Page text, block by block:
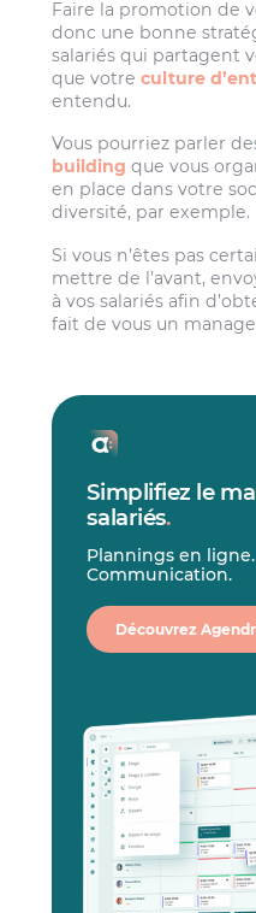
Faire la promotion de
donc une bonne
salariés qui partagent
que votreculture
entendu.
Vous pourriez parler
building que vous
en place dans votre
diversité, par exemple.
Si vous n’êtes pas
mettre de l’avant,
à vos salariés afin
fait de vous un
Simplifiez le
salariés.
Plannings en
Communication.
Découvrez